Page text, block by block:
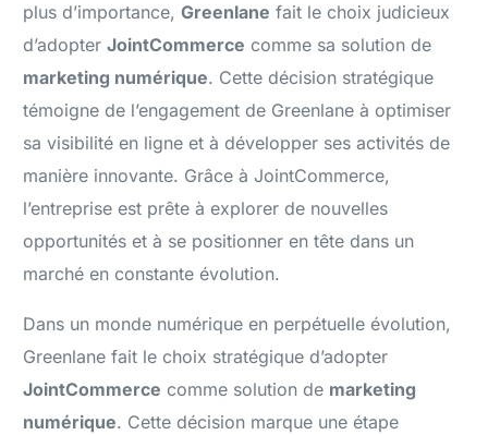
plus d’importance,Greenlane fait le choix judicieux
d’adopterJointCommerce comme sa solution de
marketing numérique. Cette décision stratégique
témoigne de l’engagement de Greenlane à optimiser
sa visibilité en ligne et à développer ses activités de
manière innovante. Grâce à JointCommerce,
l’entreprise est prête à explorer de nouvelles
opportunités et à se positionner en tête dans un
marché en constante évolution.
Dans un monde numérique en perpétuelle évolution,
Greenlane fait le choix stratégique d’adopter
JointCommerce comme solution de marketing
numérique. Cette décision marque une étape